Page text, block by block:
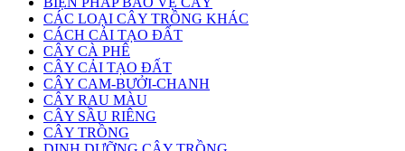
CÁC LOẠI CÂY TRỒNG KHÁC
CÁCH CẢI TẠO ĐẤT
CÂY CÀ PHÊ
CÂY CẢI TẠO ĐẤT
CÂY CAM-BƯỞI-CHANH
CÂY RAU MÀU
CÂY SẦU RIÊNG
CÂY TRỒNG